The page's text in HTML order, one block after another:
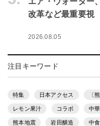
改革など最重要視
2026.08.05
注目キーワード
特集 日本アクセス 〔
レモン果汁 コラボ 中
熊本地震 岩田醸造 中食